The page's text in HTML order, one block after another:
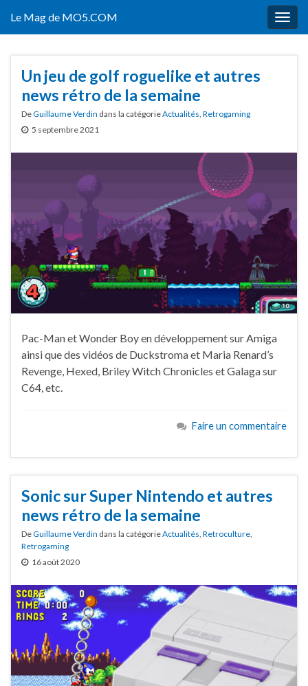
Le Mag de MO5.COM
Un jeu de golf roguelike et autres
news rétro de la semaine
DeGuillaume Verdin dans la catégorieActualités, Retrogaming
5 septembre 2021
Pac-Man et Wonder Boy en développement sur Amiga
ainsi que des vidéos de Duckstroma et Maria Renard’s
Revenge, Hexed, Briley Witch Chronicles et Galaga sur
C64, etc.
Faire un commentaire
Sonic sur Super Nintendo et autres
news rétro de la semaine
DeGuillaume Verdin dans la catégorieActualités Retroculture
Retrogaming
16 août 2020